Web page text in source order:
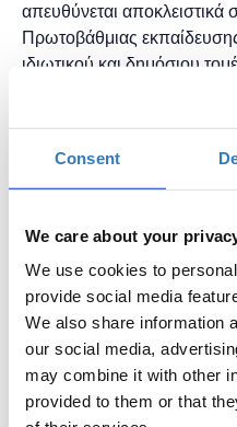
Consent
We care about your
We use cookies to
provide social media
We also share information
our social media,
may combine it with other
provided to them or that
απευθύνεται αποκλειστικά
Πρωτοβάθμιας
ιδιωτικού και δημόσιου
Το πρόγραμμαTech Talent
STEM & Special
ενδυνάμωση της
υποστήριξη όλων των
Στο πλαίσιο του
βιβλίο«STEM και Ειδική
δραστηριότητες για το
οποίο αποτελεί έναν
στην ενδυνάμωση των